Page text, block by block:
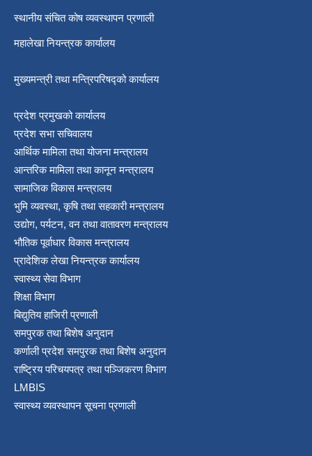
स्थानीय संचित कोष व्यवस्थापन प्रणाली
महालेखा नियन्त्रक कार्यालय
मुख्यमन्त्री तथा मन्त्रिपरिषद्को कार्यालय
प्रदेश प्रमुखको कार्यालय
प्रदेश सभा सचिवालय
आर्थिक मामिला तथा योजना मन्त्रालय
आन्तरिक मामिला तथा कानून मन्त्रालय
सामाजिक विकास मन्त्रालय
भुमि व्यवस्था, कृषि तथा सहकारी मन्त्रालय
उद्योग, पर्यटन, वन तथा वातावरण मन्त्रालय
भौतिक पूर्वाधार विकास मन्त्रालय
प्रादेशिक लेखा नियन्त्रक कार्यालय
स्वास्थ्य सेवा विभाग
शिक्षा विभाग
बिद्युतिय हाजिरी प्रणाली
समपुरक तथा बिशेष अनुदान
कर्णाली प्रदेश समपुरक तथा बिशेष अनुदान
राष्ट्रिय परिचयपत्र तथा पञ्जिकरण विभाग
LMBIS
स्वास्थ्य व्यवस्थापन सूचना प्रणाली